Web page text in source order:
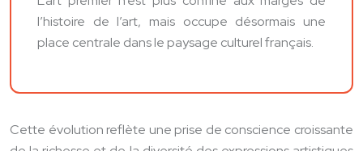
l’histoire de l’art, mais occupe désormais une
place centrale dans le paysage culturel français.
Cette évolution reflète une prise de conscience croissante